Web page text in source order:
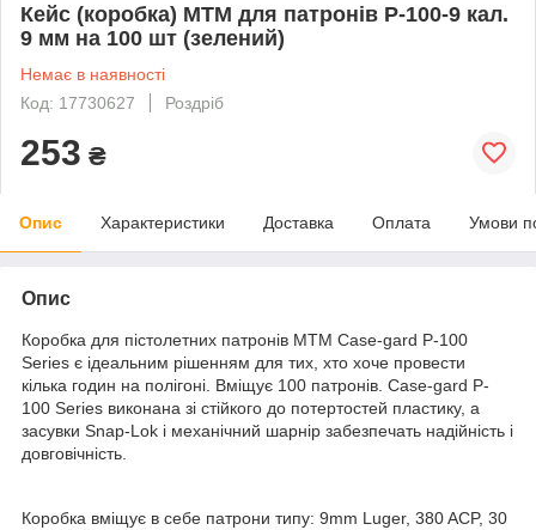
Кейс (коробка) МТМ для патронів P-100-9 кал.
9 мм на 100 шт (зелений)
Немає в наявності
Код: 17730627
Роздріб
253 ₴
Опис Характеристики Доставка Оплата Умови
Опис
Коробка для пістолетних патронів MTM Case-gard P-100
Series є ідеальним рішенням для тих, хто хоче провести
кілька годин на полігоні. Вміщує 100 патронів. Case-gard P-
100 Series виконана зі стійкого до потертостей пластику, а
засувки Snap-Lok і механічний шарнір забезпечать надійність і
довговічність.
Коробка вміщує в себе патрони типу: 9mm Luger, 380 ACP, 30